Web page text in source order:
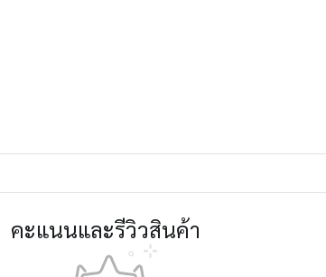
คะแนนและรีวิวสินค้า